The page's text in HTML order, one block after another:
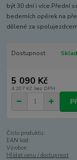
být 30 dní i více.Přední
bederních opěrek na
dělené za
Dostupnost
5 090 Kč
4 207 Kč bez DPH
Číslo produktu:
EAN kód:
Výrobce:
Hlídat cenu / dostupnost